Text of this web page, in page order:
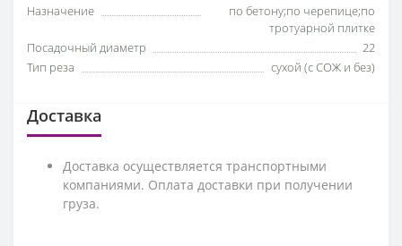
Назначение
по бетону;по черепице;по
тротуарной плитке
Посадочный диаметр
22
Тип реза
сухой (с СОЖ и без)
Доставка
Доставка осуществляется транспортными
компаниями. Оплата доставки при получении
груза.